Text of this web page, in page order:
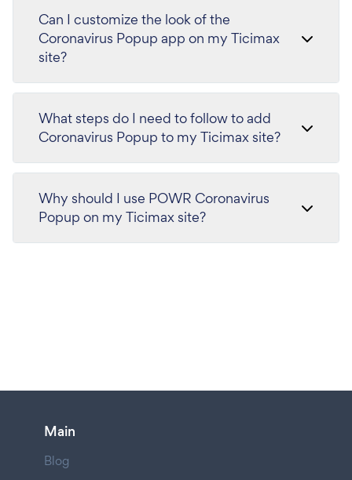
Can I customize the look of the
Coronavirus Popup app on my Ticimax
site?
What steps do I need to follow to add
Coronavirus Popup to my Ticimax site?
Why should I use POWR Coronavirus
Popup on my Ticimax site?
Main
Blog